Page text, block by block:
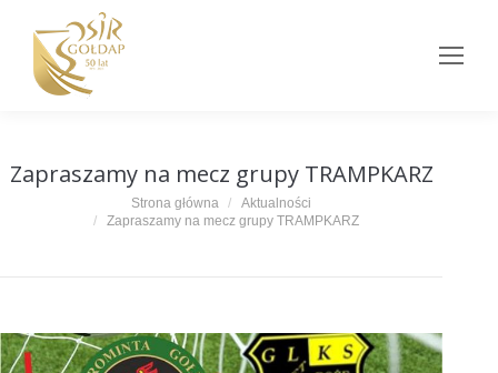
Zapraszamy na mecz grupy TRAMPKARZ
Strona główna
Aktualności
Zapraszamy na mecz grupy TRAMPKARZ